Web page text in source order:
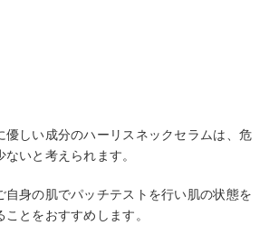
優しい成分のハーリスネックセラムは、危
いと考えられます。
自身の肌でパッチテストを行い肌の状態を
とをおすすめします。